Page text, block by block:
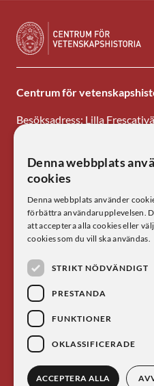
Centrum för
Besöksadress: Lilla
E-post: centrum@kva.se
Centrum för
Vetenskapsakademiens
Denna webbplats
cookies
Denna webbplats använder
förbättra användarupplevelsen.
att acceptera alla cookies eller
cookies som du vill ska användas.
STRIKT NÖDVÄNDIGT
PRESTANDA
FUNKTIONER
OKLASSIFICERADE
ACCEPTERA ALLA